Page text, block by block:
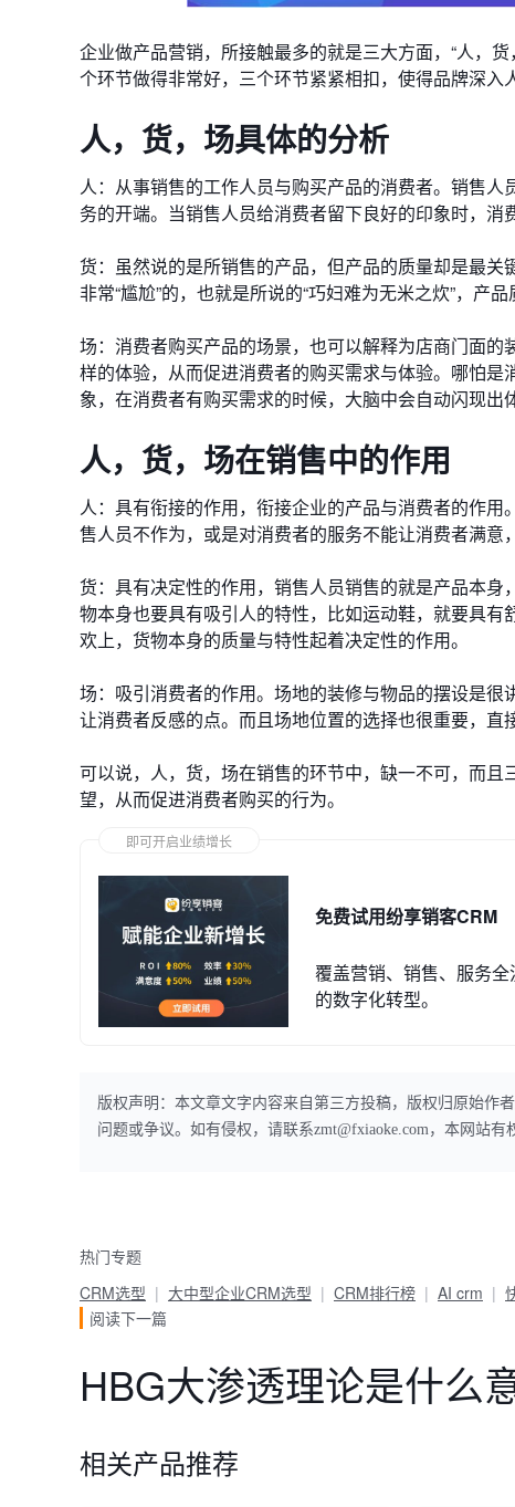
企业做产品营销，所接触最多的就是三大方面，“人，
个环节做得非常好，三个环节紧紧相扣，使得品牌深入
人，货，场具体的分析
人：从事销售的工作人员与购买产品的消费者。销售
务的开端。当销售人员给消费者留下良好的印象时，消
货：虽然说的是所销售的产品，但产品的质量却是最关
非常“尴尬”的，也就是所说的“巧妇难为无米之炊”，产
场：消费者购买产品的场景，也可以解释为店商门面
样的体验，从而促进消费者的购买需求与体验。哪怕
象，在消费者有购买需求的时候，大脑中会自动闪现出
人，货，场在销售中的作用
人：具有衔接的作用，衔接企业的产品与消费者的作
售人员不作为，或是对消费者的服务不能让消费者满意
货：具有决定性的作用，销售人员销售的就是产品本
物本身也要具有吸引人的特性，比如运动鞋，就要具
欢上，货物本身的质量与特性起着决定性的作用。
场：吸引消费者的作用。场地的装修与物品的摆设是
让消费者反感的点。而且场地位置的选择也很重要，直
可以说，人，货，场在销售的环节中，缺一不可，而
望，从而促进消费者购买的行为。
即可开启业绩增长
免费试用纷享销客CRM
覆盖营销、销售、服务
的数字化转型。
版权声明：本文章文字内容来自第三方投稿，版权归原始作
问题或争议。如有侵权，请联系zmt@fxiaoke.com，本网站有
热门专题
CRM选型
大中型企业CRM选型 CRM排行榜 AI crm
阅读下一篇
HBG大渗透理论是什么
相关产品推荐